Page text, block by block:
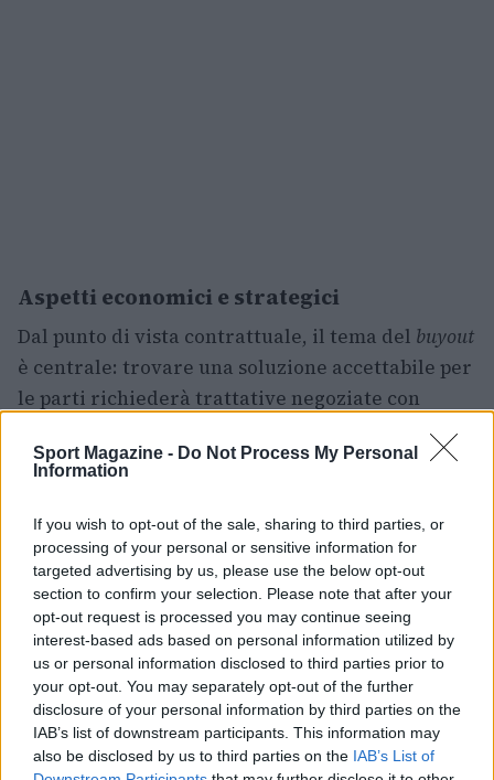
Sport Magazine - Do Not Process My Personal
Information
If you wish to opt-out of the sale, sharing to third parties, or
processing of your personal or sensitive information for
targeted advertising by us, please use the below opt-out
section to confirm your selection. Please note that after your
opt-out request is processed you may continue seeing
interest-based ads based on personal information utilized by
us or personal information disclosed to third parties prior to
your opt-out. You may separately opt-out of the further
disclosure of your personal information by third parties on the
IAB’s list of downstream participants. This information may
also be disclosed by us to third parties on the IAB’s List of
Aspetti economici e strategici
Dal punto di vista contrattuale, il tema del buyout
è centrale: trovare una soluzione accettabile per
le parti richiederà trattative negoziate con
attenzione. Parallelamente, bisognerà valutare
l’impatto sul budget del club e su altre priorità di
bilanciare investimenti immediati e sostenibilità
futura, proponendo al giocatore un progetto
credibile. In conclusione, la pista Isaac Bonga
resta aperta, ma il passaggio alBarcellona
dipenderà da un mix di rapidità, risorse e
capacità di convincimento.
AUTORE